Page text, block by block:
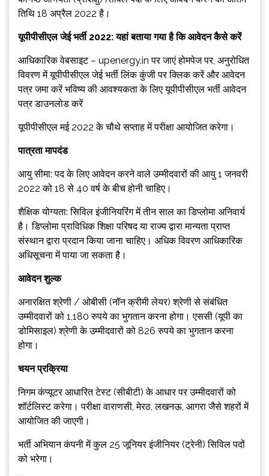
तिथि 18 अप्रैल 2022 है।
यूपीपीसीएल जेई भर्ती 2022: यहां बताया गया है कि आवेदन कैसे करें
आधिकारिक वेबसाइट – upenergy.in पर जाएं होमपेज पर, अनुरोधित
विवरण में यूपीपीसीएल जेई भर्ती लिंक कुंजी पर क्लिक करें और आवेदन
पत्र जमा करें भविष्य की आवश्यकता के लिए यूपीपीसीएल भर्ती आवेदन
पत्र डाउनलोड करें
यूपीपीसीएल मई 2022 के चौथे सप्ताह में परीक्षा आयोजित करेगा।
पात्रता मापदंड
आयु सीमा: पद के लिए आवेदन करने वाले उम्मीदवारों की आयु 1 जनवरी
2022 को 18 से 40 वर्ष के बीच होनी चाहिए।
शैक्षिक योग्यता: सिविल इंजीनियरिंग में तीन साल का डिप्लोमा अनिवार्य
है। डिप्लोमा प्राविधिक शिक्षा परिषद या राज्य द्वारा मान्यता प्राप्त
संस्थान द्वारा प्रदान किया जाना चाहिए। अधिक विवरण आधिकारिक
अधिसूचना में पाया जा सकता है।
आवेदन शुल्क
अनारक्षित श्रेणी / ओबीसी (नॉन क्रीमी लेयर) श्रेणी से संबंधित
उम्मीदवारों को 1,180 रुपये का भुगतान करना होगा। एससी (यूपी का
डोमिसाइल) श्रेणी के उम्मीदवारों को 826 रुपये का भुगतान करना
होगा।
चयन प्रक्रिया
निगम कंप्यूटर आधारित टेस्ट (सीबीटी) के आधार पर उम्मीदवारों को
शॉर्टलिस्ट करेगा। परीक्षा वाराणसी, मेरठ, लखनऊ, आगरा जैसे शहरों में
आयोजित की जाएगी।
भर्ती अभियान कंपनी में कुल 25 जूनियर इंजीनियर (ट्रेनी) सिविल पदों
को भरेगा।